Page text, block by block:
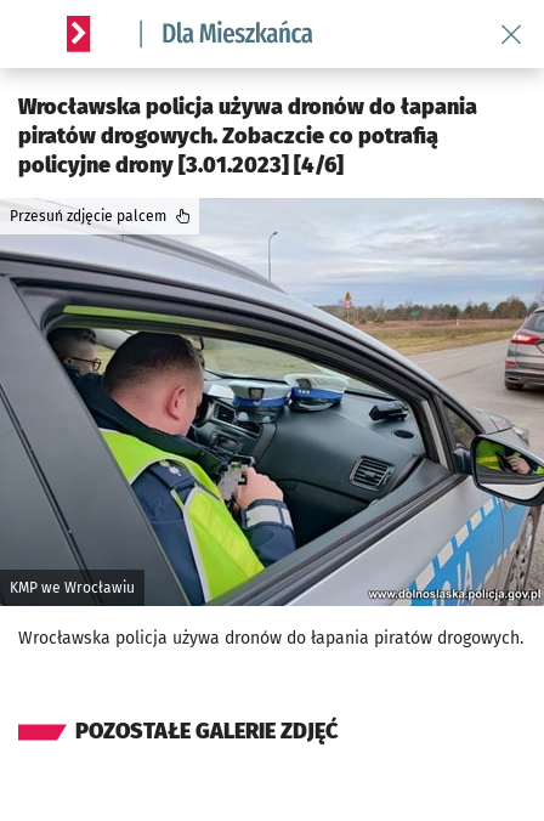
Serwis informacyjny wroclaw.pl podserwis: Dla mieszkańca
Wrocławska policja używa dronów do łapania
piratów drogowych. Zobaczcie co potrafią
policyjne drony [3.01.2023] [4/6]
KMP we Wrocławiu
Przesuń zdjęcie palcem
Wrocławska policja używa dronów do łapania piratów drogowych.
POZOSTAŁE GALERIE ZDJĘĆ